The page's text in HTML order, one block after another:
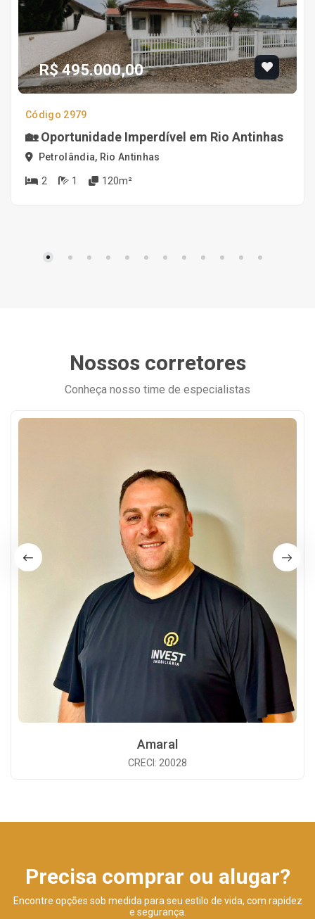
R$ 495.000,00
Código 2979
🏡 Oportunidade Imperdível em Rio Antinhas
Petrolândia, Rio Antinhas
2 1 120m²
Nossos corretores
Conheça nosso time de especialistas
Amaral
CRECI: 20028
Precisa comprar ou alugar?
Encontre opções sob medida para seu estilo de vida, com rapidez
e segurança.